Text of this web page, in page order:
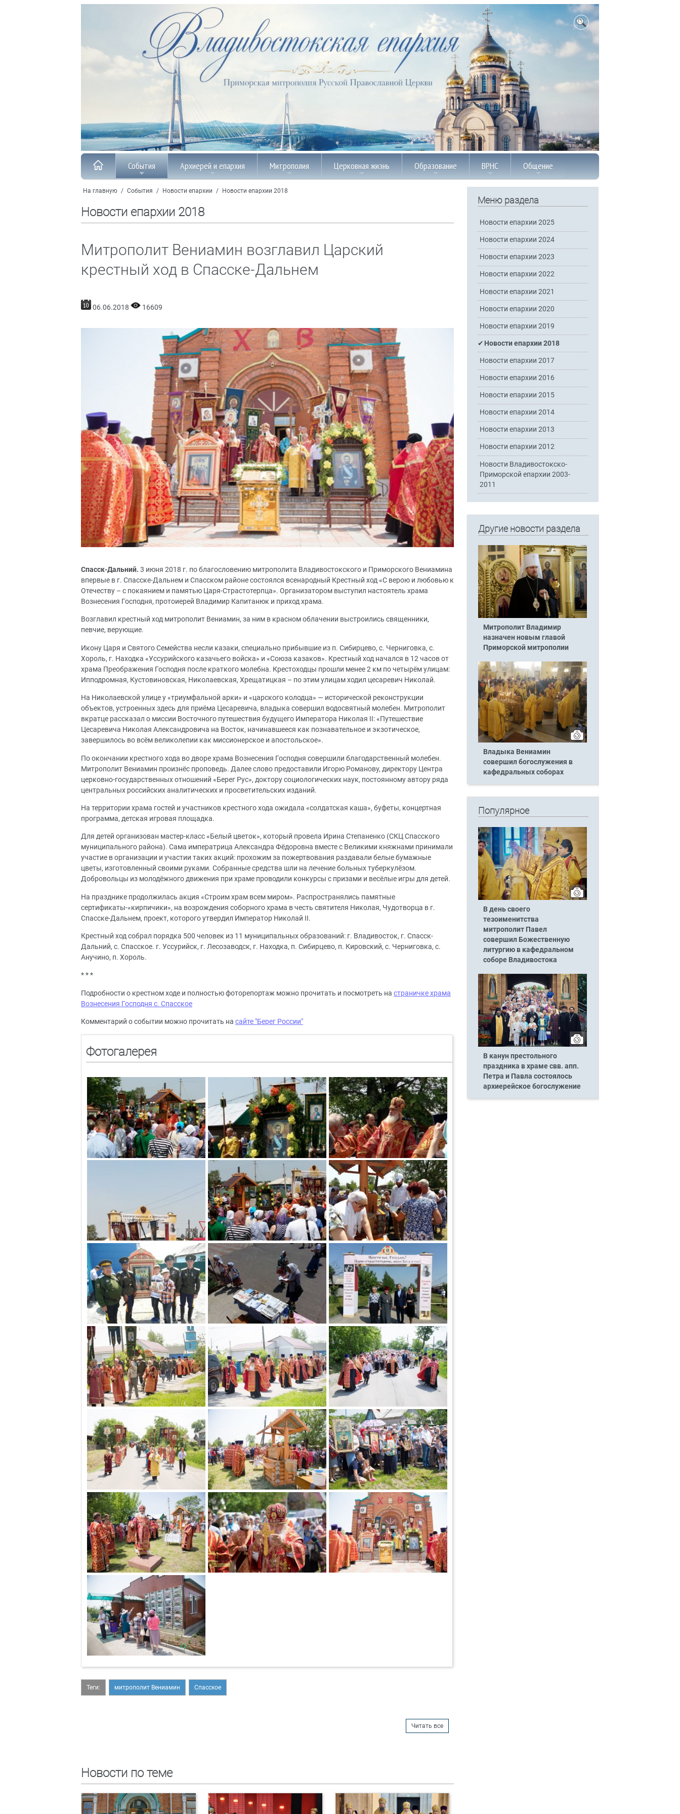
События Архиерей и епархия Митрополия Церковная жизнь Образование ВРНС Общение
На главную / События / Новости епархии / Новости епархии 2018
Новости епархии 2018
Митрополит Вениамин возглавил Царский
крестный ход в Спасске-Дальнем
06.06.2018 16609
Спасск-Дальний. 3 июня 2018 г. по благословению митрополита Владивостокского и Приморского Вениамина
впервые в г. Спасске-Дальнем и Спасском районе состоялся всенародный Крестный ход «С верою и любовью к
Отечеству – с покаянием и памятью Царя-Страстотерпца». Организатором выступил настоятель храма
Вознесения Господня, протоиерей Владимир Капитанюк и приход храма.
Возглавил крестный ход митрополит Вениамин, за ним в красном облачении выстроились священники,
певчие, верующие.
Икону Царя и Святого Семейства несли казаки, специально прибывшие из п. Сибирцево, с. Черниговка, с.
Хороль, г. Находка «Уссурийского казачьего войска» и «Союза казаков». Крестный ход начался в 12 часов от
храма Преображения Господня после краткого молебна. Крестоходцы прошли менее 2 км по четырём улицам:
Ипподромная, Кустовиновская, Николаевская, Хрещатицкая – по этим улицам ходил цесаревич Николай.
На Николаевской улице у «триумфальной арки» и «царского колодца» — исторической реконструкции
объектов, устроенных здесь для приёма Цесаревича, владыка совершил водосвятный молебен. Митрополит
вкратце рассказал о миссии Восточного путешествия будущего Императора Николая II: «Путешествие
Цесаревича Николая Александровича на Восток, начинавшееся как познавательное и экзотическое,
завершилось во всём великолепии как миссионерское и апостольское».
По окончании крестного хода во дворе храма Вознесения Господня совершили благодарственный молебен.
Митрополит Вениамин произнёс проповедь. Далее слово предоставили Игорю Романову, директору Центра
церковно-государственных отношений «Берег Рус», доктору социологических наук, постоянному автору ряда
центральных российских аналитических и просветительских изданий.
На территории храма гостей и участников крестного хода ожидала «солдатская каша», буфеты, концертная
программа, детская игровая площадка.
Для детей организован мастер-класс «Белый цветок», который провела Ирина Степаненко (СКЦ Спасского
муниципального района). Сама императрица Александра Фёдоровна вместе с Великими княжнами принимали
участие в организации и участии таких акций: прохожим за пожертвования раздавали белые бумажные
цветы, изготовленный своими руками. Собранные средства шли на лечение больных туберкулёзом.
Добровольцы из молодёжного движения при храме проводили конкурсы с призами и весёлые игры для детей.
На празднике продолжилась акция «Строим храм всем миром». Распространялись памятные
сертификаты-«кирпичики», на возрождения соборного храма в честь святителя Николая, Чудотворца в г.
Спасске-Дальнем, проект, которого утвердил Император Николай II.
Крестный ход собрал порядка 500 человек из 11 муниципальных образований: г. Владивосток, г. Спасск-
Дальний, с. Спасское. г. Уссурийск, г. Лесозаводск, г. Находка, п. Сибирцево, п. Кировский, с. Черниговка, с.
Анучино, п. Хороль.
* * *
Подробности о крестном ходе и полностью фоторепортаж можно прочитать и посмотреть на страничке храма
Вознесения Господня с. Спасское
Комментарий о событии можно прочитать на сайте "Берег России"
Фотогалерея
Теги: митрополит Вениамин Спасское
Читать все
Новости по теме
Меню раздела
Новости епархии 2025
Новости епархии 2024
Новости епархии 2023
Новости епархии 2022
Новости епархии 2021
Новости епархии 2020
Новости епархии 2019
Новости епархии 2018
Новости епархии 2017
Новости епархии 2016
Новости епархии 2015
Новости епархии 2014
Новости епархии 2013
Новости епархии 2012
Новости Владивостокско-
Приморской епархии 2003-
2011
Другие новости раздела
Митрополит Владимир
назначен новым главой
Приморской митрополии
Владыка Вениамин
совершил богослужения в
кафедральных соборах
Популярное
В день своего
тезоименитства
митрополит Павел
совершил Божественную
литургию в кафедральном
соборе Владивостока
В канун престольного
праздника в храме свв. апп.
Петра и Павла состоялось
архиерейское богослужение